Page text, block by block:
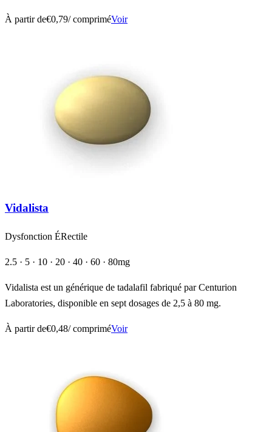
À partir de€0,79/ compriméVoir
Vidalista
Dysfonction ÉRectile
2.5 · 5 · 10 · 20 · 40 · 60 · 80mg
Vidalista est un générique de tadalafil fabriqué par Centurion
Laboratories, disponible en sept dosages de 2,5 à 80 mg.
À partir de€0,48/ compriméVoir